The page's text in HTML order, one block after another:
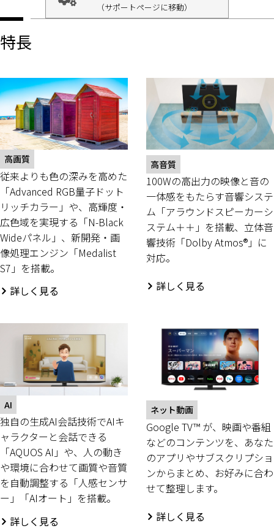
（サポートページに移動）
特長
高画質
従来よりも色の深みを高めた
「Advanced RGB量子ドット
リッチカラー」や、高輝度・
広色域を実現する「N-Black
Wideパネル」、新開発・画
像処理エンジン「Medalist
S7」を搭載。
詳しく見る
高音質
100Wの高出力の映像と音の
一体感をもたらす音響システ
ム「アラウンドスピーカーシ
ステム＋＋」を搭載、立体音
響技術「Dolby Atmos®」に
対応。
詳しく見る
AI
独自の生成AI会話技術でAIキ
ャラクターと会話できる
「AQUOS AI」や、人の動き
や環境に合わせて画質や音質
を自動調整する「人感センサ
ー」「AIオート」を搭載。
詳しく見る
ネット動画
Google TV™ が、映画や番組
などのコンテンツを、あなた
のアプリやサブスクリプショ
ンからまとめ、お好みに合わ
せて整理します。
詳しく見る